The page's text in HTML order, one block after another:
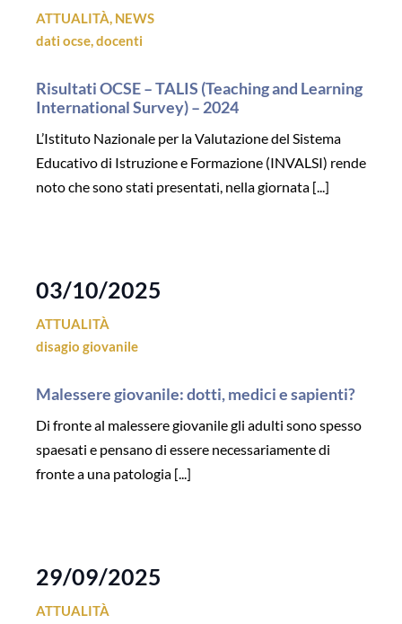
ATTUALITÀ, NEWS
dati ocse,docenti
Risultati OCSE – TALIS (Teaching and Learning
International Survey) – 2024
L’Istituto Nazionale per la Valutazione del Sistema
Educativo di Istruzione e Formazione (INVALSI) rende
noto che sono stati presentati, nella giornata [...]
03/10/2025
ATTUALITÀ
disagio giovanile
Malessere giovanile: dotti, medici e sapienti?
Di fronte al malessere giovanile gli adulti sono spesso
spaesati e pensano di essere necessariamente di
fronte a una patologia [...]
29/09/2025
ATTUALITÀ